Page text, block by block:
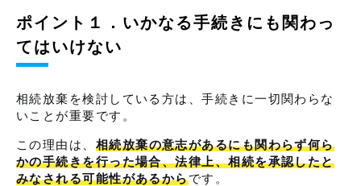
ポイント１．いかなる手続きにも関わっ
てはいけない
相続放棄を検討している方は、手続きに一切関わらな
いことが重要です。
この理由は、 相続放棄の意志があるにも関わらず何ら
かの手続きを行った場合、法律上、相続を承認したと
みなされる可能性があるからです。